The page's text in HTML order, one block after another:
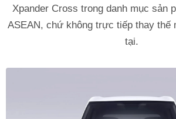
Xpander Cross trong danh mục sản
ASEAN, chứ không trực tiếp thay thế
tại.